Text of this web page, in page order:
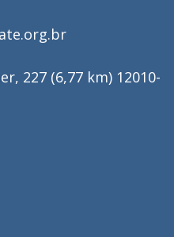
227 (6,77 km) 12010-